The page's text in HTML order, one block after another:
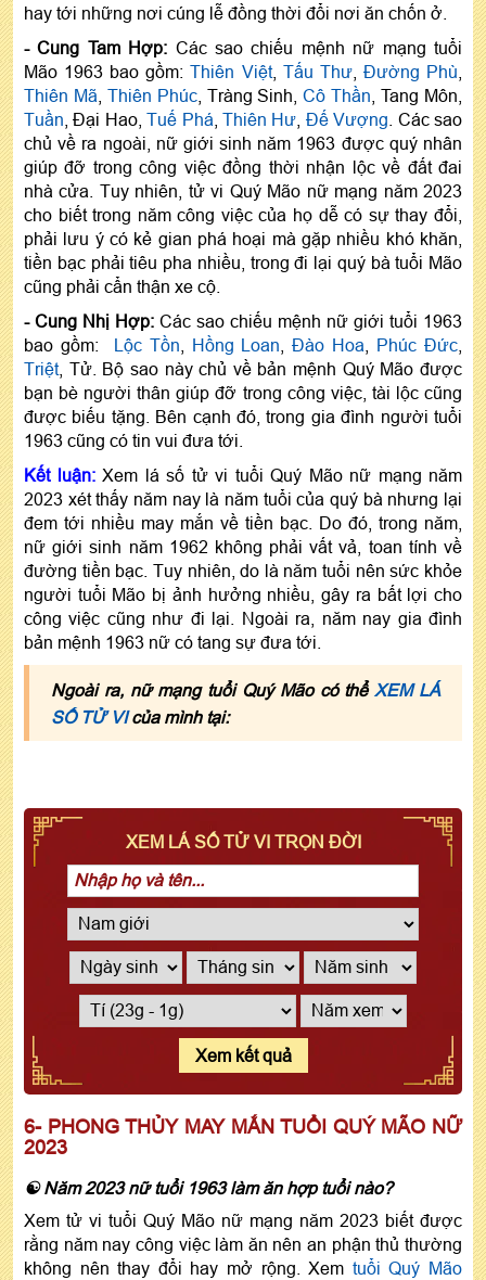
hay tới những nơi cúng lễ đồng thời đổi nơi ăn chốn ở.
- Cung Tam Hợp: Các sao chiếu mệnh nữ mạng tuổi
Mão 1963 bao gồm:Thiên Việt, Tấu Thư, Đường Phù
Thiên Mã Thiên Phúc, Tràng Sinh, Cô Thần , Tang Môn,
Tuần , Đại Hao,Tuế Phá ,Thiên Hư Đế Vượng . Các sao
chủ về ra ngoài, nữ giới sinh năm 1963 được quý nhân
giúp đỡ trong công việc đồng thời nhận lộc về đất đai
nhà cửa. Tuy nhiên, tử vi Quý Mão nữ mạng năm 2023
cho biết trong năm công việc của họ dễ có sự thay đổi,
phải lưu ý có kẻ gian phá hoại mà gặp nhiều khó khăn,
tiền bạc phải tiêu pha nhiều, trong đi lại quý bà tuổi Mão
cũng phải cẩn thận xe cộ.
- Cung Nhị Hợp: Các sao chiếu mệnh nữ giới tuổi 1963
bao gồm: Lộc Tồn Hồng Loan ,Đào Hoa Phúc Đức
Triệt, Tử. Bộ sao này chủ về bản mệnh Quý Mão được
bạn bè người thân giúp đỡ trong công việc, tài lộc cũng
được biếu tặng. Bên cạnh đó, trong gia đình người tuổi
1963 cũng có tin vui đưa tới.
Kết luận: Xem lá số tử vi tuổi Quý Mão nữ mạng năm
2023 xét thấy năm nay là năm tuổi của quý bà nhưng lại
đem tới nhiều may mắn về tiền bạc. Do đó, trong năm,
nữ giới sinh năm 1962 không phải vất vả, toan tính về
đường tiền bạc. Tuy nhiên, do là năm tuổi nên sức khỏe
người tuổi Mão bị ảnh hưởng nhiều, gây ra bất lợi cho
công việc cũng như đi lại. Ngoài ra, năm nay gia đình
bản mệnh 1963 nữ có tang sự đưa tới.
Ngoài ra, nữ mạng tuổi Quý Mão có thể XEM LÁ
SỐ TỬ VIcủa mình tại:
XEM LÁ SỐ TỬ VI TRỌN ĐỜI
Xem kết quả
6- PHONG THỦY MAY MẮN TUỔI QUÝ MÃO NỮ
2023
☯ Năm 2023 nữ tuổi 1963 làm ăn hợp tuổi nào?
Xem tử vi tuổi Quý Mão nữ mạng năm 2023 biết được
rằng năm nay công việc làm ăn nên an phận thủ thường
không nên thay đổi hay mở rộng. Xem tuổi Quý Mão